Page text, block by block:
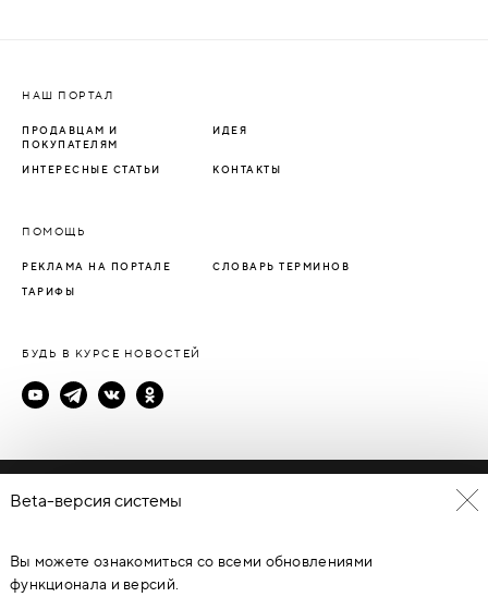
НАШ ПОРТАЛ
ПРОДАВЦАМ И
ПОКУПАТЕЛЯМ
ИДЕЯ
ИНТЕРЕСНЫЕ СТАТЬИ КОНТАКТЫ
ПОМОЩЬ
РЕКЛАМА НА ПОРТАЛЕ СЛОВАРЬ ТЕРМИНОВ
ТАРИФЫ
БУДЬ В КУРСЕ НОВОСТЕЙ
Политика конфиденциальности
© Каталог дверей - DverProf, 2021-2026Материалы сайта
являются объектами авторского права. Запрещается
копирование, распространение, любое использование
Beta-версия системы
Вы можете ознакомиться со всеми обновлениями
функционала и версий.